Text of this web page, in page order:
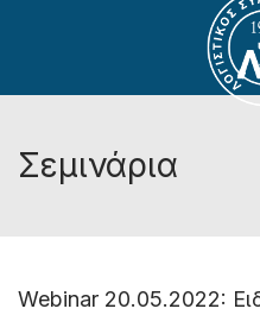
Skip to main content
Σεμινάρια
Webinar 20.05.2022: